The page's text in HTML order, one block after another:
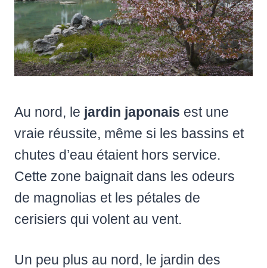
Au nord, le jardin japonais est une
vraie réussite, même si les bassins et
chutes d’eau étaient hors service.
Cette zone baignait dans les odeurs
de magnolias et les pétales de
cerisiers qui volent au vent.
Un peu plus au nord, le jardin des